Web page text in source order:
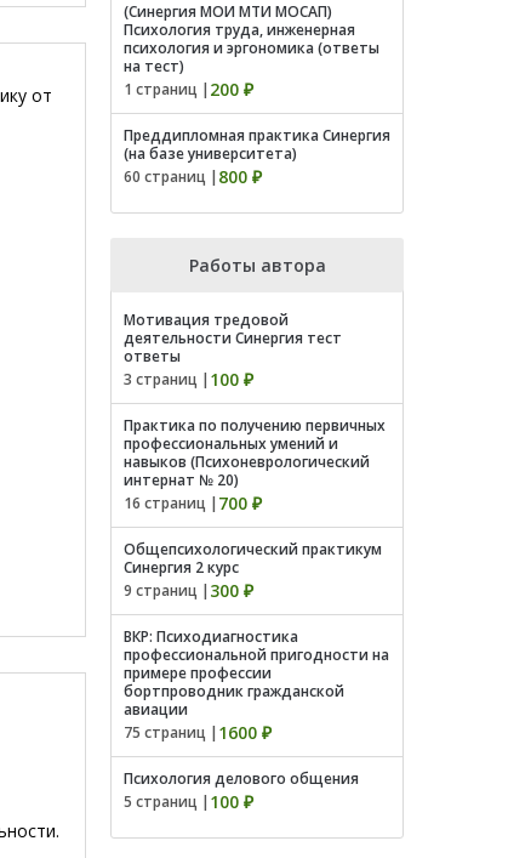
от
(Синергия МОИ МТИ МОСАП)
Психология труда, инженерная
психология и эргономика (ответы
на тест)
1 страниц | 200 ₽
Преддипломная практика Синергия
(на базе университета)
60 страниц | 800 ₽
Работы автора
Мотивация тредовой
деятельности Синергия тест
ответы
3 страниц | 100 ₽
Практика по получению первичных
профессиональных умений и
навыков (Психоневрологический
интернат № 20)
16 страниц | 700 ₽
Общепсихологический практикум
Синергия 2 курс
9 страниц | 300 ₽
ВКР: Психодиагностика
профессиональной пригодности на
примере профессии
бортпроводник гражданской
авиации
75 страниц | 1600 ₽
Психология делового общения
5 страниц | 100 ₽